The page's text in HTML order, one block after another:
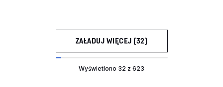
ZAŁADUJ WIĘCEJ (32)
Wyświetlono 32 z 623